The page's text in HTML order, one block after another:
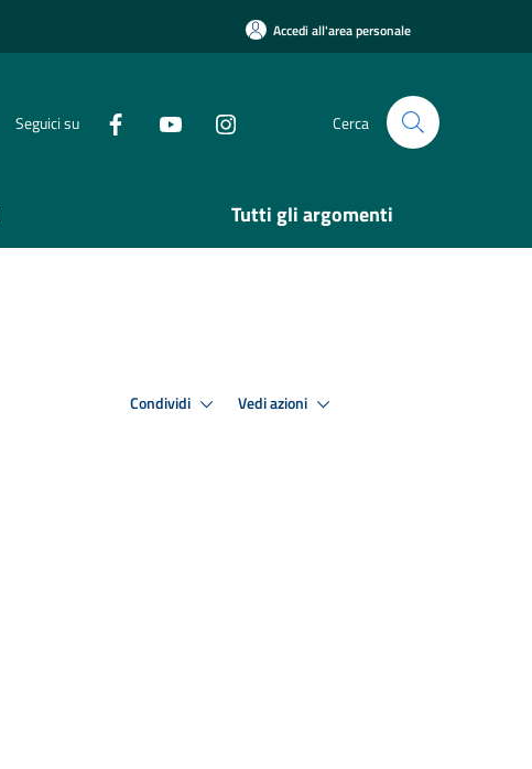
Accedi all'area personale
Seguici su Cerca
Tutti gli argomenti
Condividi Vedi azioni